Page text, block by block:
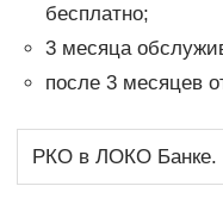
бесплатно;
3 месяца
после 3 месяцев
РКО в ЛОКО Банке.